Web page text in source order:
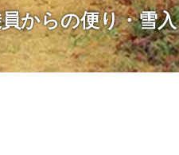
からの便り・雪入